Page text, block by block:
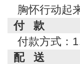
胸怀行动起
付 款
付款方式：
配 送